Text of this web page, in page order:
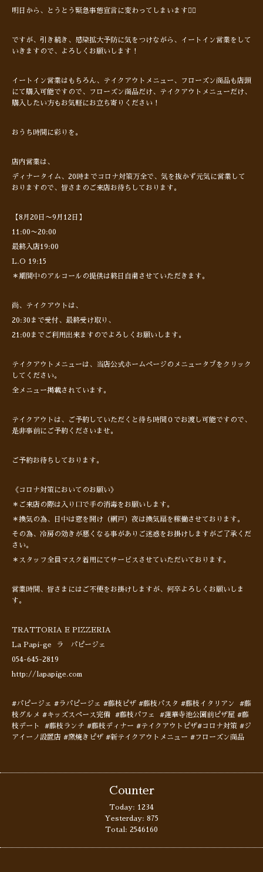
明日から、とうとう緊急事態宣言に変わってしまいます😮‍💨
ですが、引き続き、感染拡大予防に気をつけながら、イートイン営業をして
いきますので、よろしくお願いします！
イートイン営業はもちろん、テイクアウトメニュー、フローズン商品も店頭
にて購入可能ですので、フローズン商品だけ、テイクアウトメニューだけ、
購入したい方もお気軽にお立ち寄りください！
おうち時間に彩りを。
店内営業は、
ディナータイム、20時までコロナ対策万全で、気を抜かず元気に営業して
おりますので、皆さまのご来店お待ちしております。
【8月20日〜9月12日】
11:00〜20:00
最終入店19:00
L.O 19:15
＊期間中のアルコールの提供は終日自粛させていただきます。
尚、テイクアウトは、
20:30まで受付、最終受け取り、
21:00までご利用出来ますのでよろしくお願いします。
テイクアウトメニューは、当店公式ホームページのメニュータブをクリック
してください。
全メニュー掲載されています。
テイクアウトは、ご予約していただくと待ち時間０でお渡し可能ですので、
是非事前にご予約くださいませ。
ご予約お待ちしております。
《コロナ対策においてのお願い》
＊ご来店の際は入り口で手の消毒をお願いします。
＊換気の為、日中は窓を開け（網戸）夜は換気扇を稼働させております。
その為、冷房の効きが悪くなる事がありご迷惑をお掛けしますがご了承くだ
さい。
＊スタッフ全員マスク着用にてサービスさせていただいております。
営業時間、皆さまにはご不便をお掛けしますが、何卒よろしくお願いしま
す。
TRATTORIA E PIZZERIA
La Papi-ge ラ パピージェ
054-645-2819
http://lapapige.com
#パピージェ #ラパピージェ #藤枝ピザ #藤枝パスタ #藤枝イタリアン #藤
枝グルメ #キッズスペース完備 #藤枝パフェ #蓮華寺池公園前ピザ屋 #藤
枝デート #藤枝ランチ #藤枝ディナー #テイクアウトピザ#コロナ対策 #ジ
アイーノ設置店 #窯焼きピザ #新テイクアウトメニュー #フローズン商品
Counter
Today: 1234
Yesterday: 875
Total: 2546160